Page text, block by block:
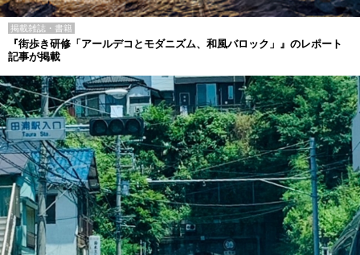
掲載雑誌・書籍
『街歩き研修「アールデコとモダニズム、和風バロック」』のレポート
記事が掲載